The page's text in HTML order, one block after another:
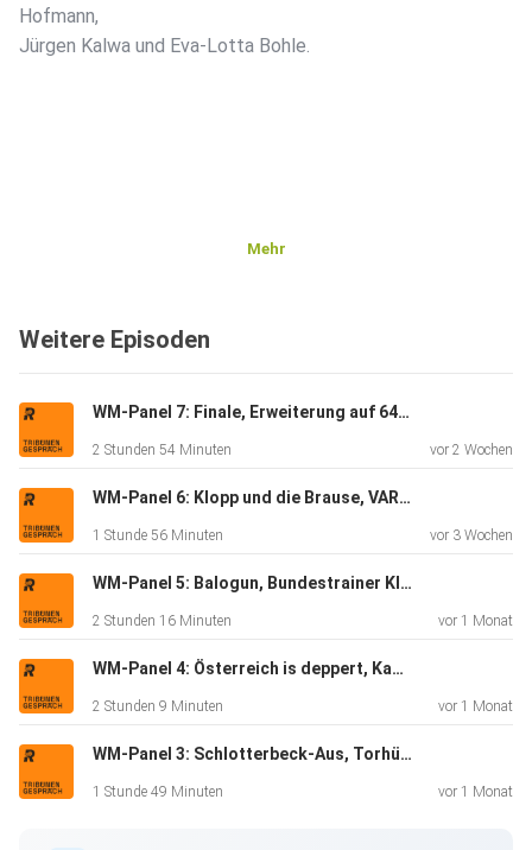
Hofmann,
Jürgen Kalwa und Eva-Lotta Bohle.
Mehr
Weitere Episoden
WM-Panel 7: Finale, Erweiterung auf 64 Teams, Infantinos Macht u.v.m.
2 Stunden 54 Minuten vor 2 Wochen
WM-Panel 6: Klopp und die Brause, VARgentinien, ICE-Deportationen u.v.m.
1 Stunde 56 Minuten vor 3 Wochen
WM-Panel 5: Balogun, Bundestrainer Klopp, Braut Haaland, Schiri-Ansetzungen u.v.m.
2 Stunden 16 Minuten vor 1 Monat
WM-Panel 4: Österreich is deppert, Kap Verdes Sensation, Gewalt gegen Frauen, Rassismus u.v.m.
2 Stunden 9 Minuten vor 1 Monat
WM-Panel 3: Schlotterbeck-Aus, Torhüter, Neuendorf zu Nmecha, die Schottland-Ente u.v.m.
1 Stunde 49 Minuten vor 1 Monat